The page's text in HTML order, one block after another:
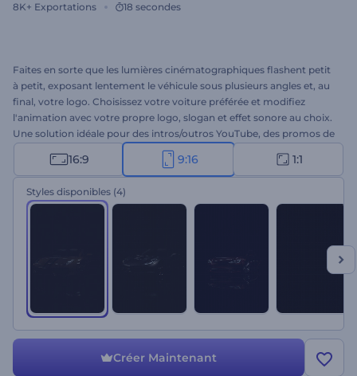
8K+ Exportations 18 secondes
Faites en sorte que les lumières cinématographiques flashent petit
à petit, exposant lentement le véhicule sous plusieurs angles et, au
final, votre logo. Choisissez votre voiture préférée et modifiez
l'animation avec votre propre logo, slogan et effet sonore au choix.
Une solution idéale pour des intros/outros YouTube, des promos de
jeux, des blogs sur les voitures, des publicités, etc. Obtenez votre
animation impeccable dès maintenant !
16:9 9:16 1:1
Styles disponibles (4)
Créer Maintenant